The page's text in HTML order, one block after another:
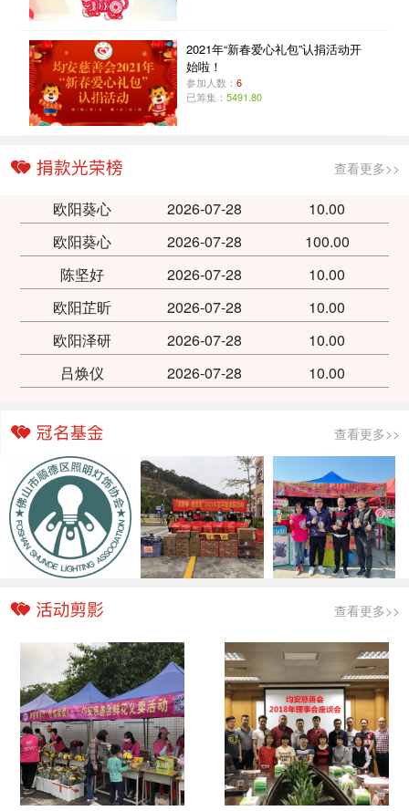
2021年“新春爱心礼包”认捐活动开
始啦！
参加人数： 6
已筹集： 5491.80
查看更多>>
欧阳葵心 2026-07-28
10.00
欧阳葵心
2026-07-28
100.00
陈坚好
2026-07-28
10.00
欧阳芷昕
2026-07-28
10.00
欧阳泽研
2026-07-28
10.00
吕焕仪
2026-07-28 10.00
查看更多>>
查看更多>>